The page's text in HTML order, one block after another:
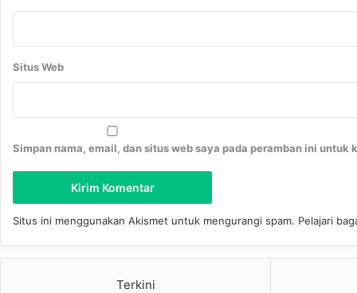
Situs Web
Simpan nama, email, dan situs web saya pada peramban ini untuk
Situs ini menggunakan Akismet untuk mengurangi spam. Pelajari
Terkini